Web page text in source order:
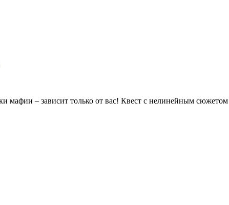
мафии – зависит только от вас! Квест с нелинейным